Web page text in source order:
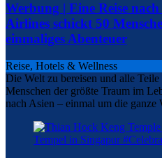
Werbung | Eine Reise
Airlines schickt 50
einmaliges Abenteuer
Reise, Hotels & Wellness
Die Welt zu bereisen und alle
Menschen der größte Traum im
nach Asien – einmal um die